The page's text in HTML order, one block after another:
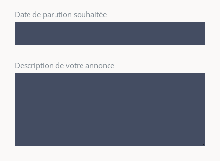
Date de parution souhaitée
Description de votre annonce